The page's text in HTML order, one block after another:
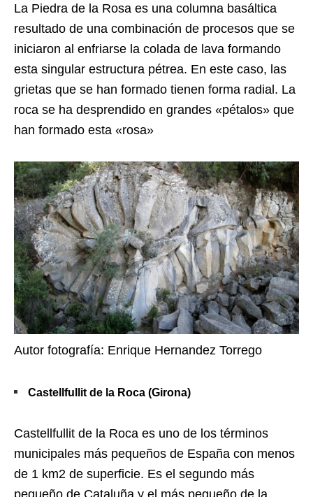
La Piedra de la Rosa es una columna basáltica
resultado de una combinación de procesos que se
iniciaron al enfriarse la colada de lava formando
esta singular estructura pétrea. En este caso, las
grietas que se han formado tienen forma radial. La
roca se ha desprendido en grandes «pétalos» que
han formado esta «rosa»
Autor fotografía: Enrique Hernandez Torrego
Castellfullit de la Roca (Girona)
Castellfullit de la Roca es uno de los términos
municipales más pequeños de España con menos
de 1 km2 de superficie. Es el segundo más
pequeño de Cataluña y el más pequeño de la